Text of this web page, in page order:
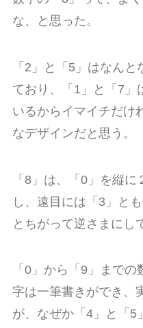
な、と思った。
「2」と「5」はなん
ており、「1」と「7」
いるからイマイチだけ
なデザインだと思う。
「8」は、「0」を縦
し、遠目には「3」と
とちがって逆さまにし
「0」から「9」まで
字は一筆書きができ、
が、なぜか「4」と「5